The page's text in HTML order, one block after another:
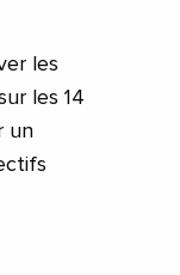
les
les 14
un